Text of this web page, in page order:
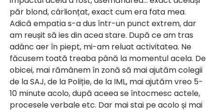
păr blond, cârlionțat, exact cum era fata mea.
Adică empatia s-a dus într-un punct extrem, dar
am reușit să ies din acea stare. După ce am tras
adânc aer în piept, mi-am reluat activitatea. Ne
făcusem toată treaba până la momentul acela. De
obicei, mai rămânem în zonă să mai ajutăm colegii
de la SAJ, de la Poliție, de la IML, mai ajutăm vreo 5-
10 minute acolo, după aceea se întocmesc actele,
procesele verbale etc. Dar mai stai pe acolo și mai